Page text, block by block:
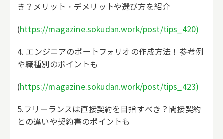
き？メリット・デメリットや選び方を紹介
(https://magazine.sokudan.work/post/tips_420)
4. エンジニアのポートフォリオの作成方法！参考例
や職種別のポイントも
(https://magazine.sokudan.work/post/tips_423)
5.フリーランスは直接契約を目指すべき？間接契約
との違いや契約書のポイントも